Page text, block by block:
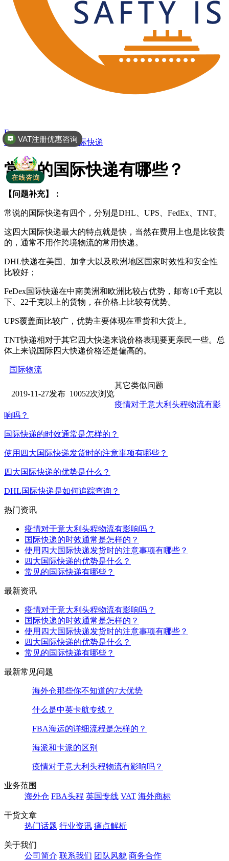
En
首页>常见问题>国际快递
常见的国际快递有哪些？
【问题补充】：
常说的国际快递有四个，分别是DHL、UPS、FedEx、TNT。
这四大国际快递最大的特点就是快，当然在费用上也是比较贵
的，通常不用作跨境物流的常用快递。
DHL快递在美国、加拿大以及欧洲地区国家时效性和安全性
比较好；
FeDex国际快递在中南美洲和欧洲比较占优势，邮寄10千克以
下、 22千克以上的货物，在价格上比较有优势。
UPS覆盖面比较广，优势主要体现在重货和大货上。
TNT快递相对于其它四大快递来说价格表现要更亲民一些。总
体上来说国际四大快递价格还是偏高的。
国际物流
2019-11-27发布 10052次浏览
其它类似问题
疫情对于意大利头程物流有影
响吗？
国际快递的时效通常是怎样的？
使用四大国际快递发货时的注意事项有哪些？
四大国际快递的优势是什么？
DHL国际快递是如何追踪查询？
热门资讯
疫情对于意大利头程物流有影响吗？
国际快递的时效通常是怎样的？
使用四大国际快递发货时的注意事项有哪些？
四大国际快递的优势是什么？
常见的国际快递有哪些？
最新资讯
疫情对于意大利头程物流有影响吗？
国际快递的时效通常是怎样的？
使用四大国际快递发货时的注意事项有哪些？
四大国际快递的优势是什么？
常见的国际快递有哪些？
最新常见问题
海外仓那些你不知道的7大优势
什么是中英卡航专线？
FBA海运的详细流程是怎样的？
海派和卡派的区别
疫情对于意大利头程物流有影响吗？
业务范围
海外仓 FBA头程 英国专线 VAT 海外商标
干货文章
热门话题 行业资讯 痛点解析
关于我们
公司简介 联系我们 团队风貌 商务合作
VAT注册优惠咨询